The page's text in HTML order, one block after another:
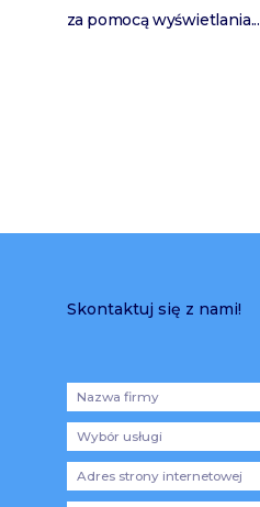
za pomocą wyświetlania...
Skontaktuj się z nami!